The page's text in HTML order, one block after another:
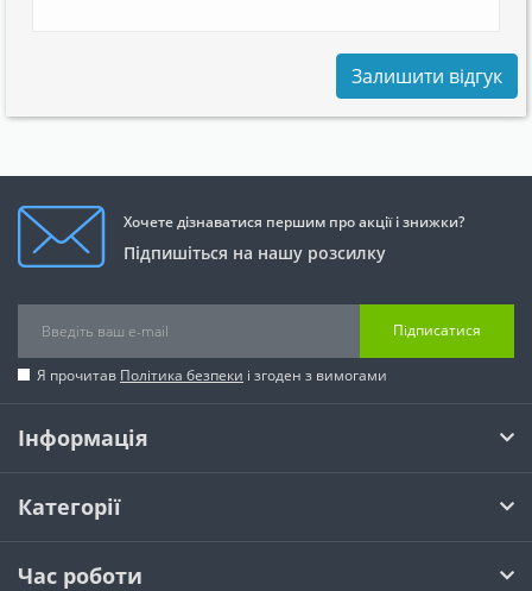
Залишити відгук
Хочете дізнаватися першим про акції і знижки?
Підпишіться на нашу розсилку
Підписатися
Я прочитав Політика безпеки і згоден з вимогами
Інформація
Категорії
Час роботи